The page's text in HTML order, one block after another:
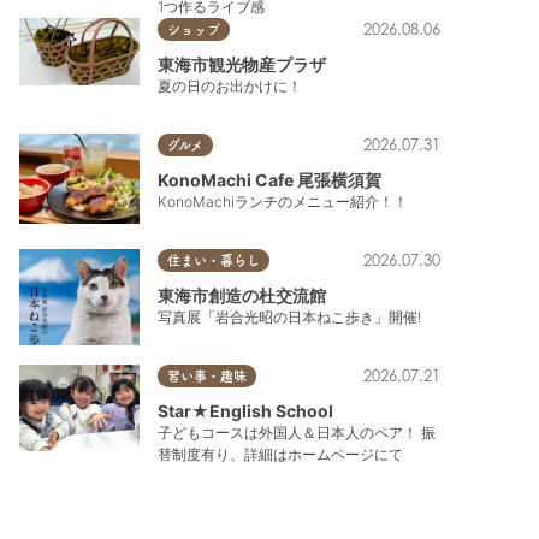
1つ作るライブ感
ショップ 2026.08.06
東海市観光物産プラザ
夏の日のお出かけに！
グルメ 2026.07.31
KonoMachi Cafe 尾張横須賀
KonoMachiランチのメニュー紹介！！
住まい・暮らし 2026.07.30
東海市創造の杜交流館
写真展「岩合光昭の日本ねこ歩き」開催!
習い事・趣味 2026.07.21
Star★English School
子どもコースは外国人＆日本人のペア！ 振
替制度有り、詳細はホームページにて